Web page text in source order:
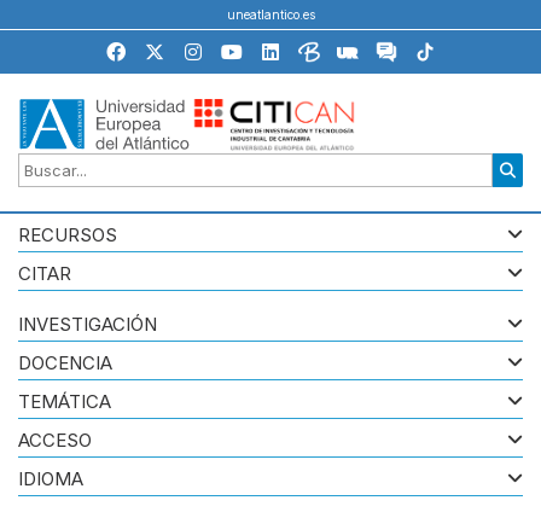
uneatlantico.es
RECURSOS
CITAR
INVESTIGACIÓN
DOCENCIA
TEMÁTICA
ACCESO
IDIOMA